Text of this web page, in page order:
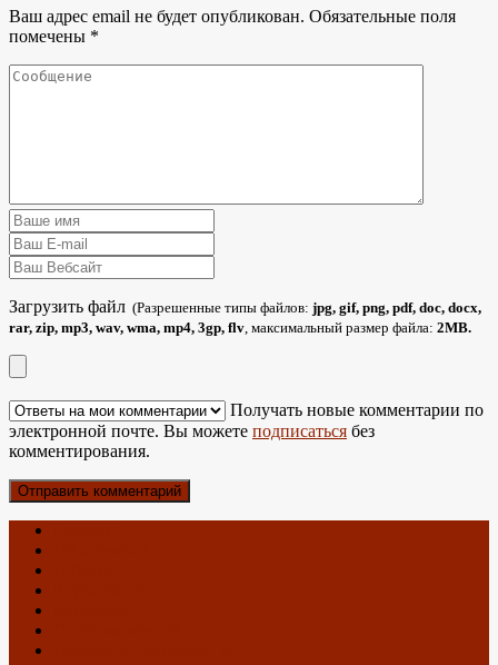
Ваш адрес email не будет опубликован. Обязательные поля
помечены *
Загрузить файл (Разрешенные типы файлов: jpg, gif, png, pdf, doc, docx,
rar, zip, mp3, wav, wma, mp4, 3gp, flv, максимальный размер файла: 2MB.
Получать новые комментарии по
электронной почте. Вы можете подписаться без
комментирования.